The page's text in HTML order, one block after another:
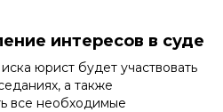
интересов в суде
юрист будет участвовать
а также
все необходимые